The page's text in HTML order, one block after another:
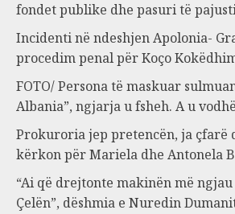
fondet publike dhe pasuri të
Incidenti në ndeshjen Apolonia-
procedim penal për Koço
FOTO/ Persona të maskuar
Albania”, ngjarja u fsheh. A u
Prokuroria jep pretencën, ja çfarë
kërkon për Mariela dhe Antonela
“Ai që drejtonte makinën më
Çelën”, dëshmia e Nuredin